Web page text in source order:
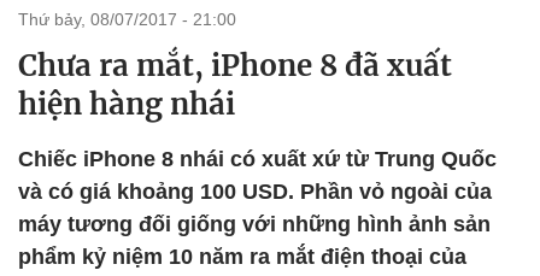
thứ bảy, 08/07/2017 - 21:00
Chưa ra mắt, iPhone 8 đã xuất
hiện hàng nhái
Chiếc iPhone 8 nhái có xuất xứ từ Trung Quốc
và có giá khoảng 100 USD. Phần vỏ ngoài của
máy tương đối giống với những hình ảnh sản
phẩm kỷ niệm 10 năm ra mắt điện thoại của